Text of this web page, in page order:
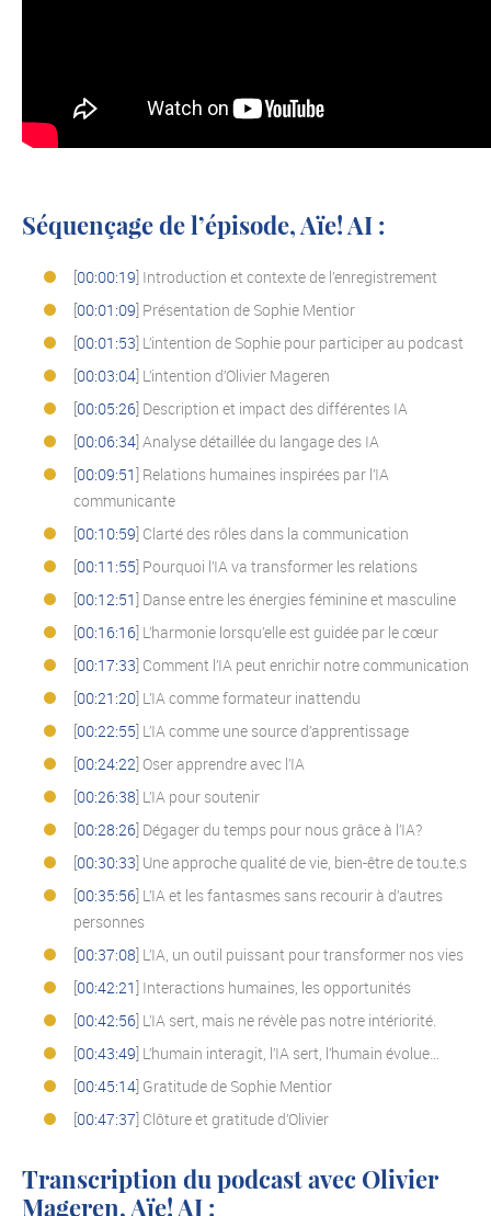
Séquençage de l’épisode, Aïe! AI :
[00:00:19] Introduction et contexte de l’enregistrement
[00:01:09] Présentation de Sophie Mentior
[00:01:53] L’intention de Sophie pour participer au podcast
[00:03:04] L’intention d’Olivier Mageren
[00:05:26] Description et impact des différentes IA
[00:06:34] Analyse détaillée du langage des IA
[00:09:51] Relations humaines inspirées par l’IA
communicante
[00:10:59] Clarté des rôles dans la communication
[00:11:55] Pourquoi l’IA va transformer les relations
[00:12:51] Danse entre les énergies féminine et masculine
[00:16:16] L’harmonie lorsqu’elle est guidée par le cœur
[00:17:33] Comment l’IA peut enrichir notre communication
[00:21:20] L’IA comme formateur inattendu
[00:22:55] L’IA comme une source d’apprentissage
[00:24:22] Oser apprendre avec l’IA
[00:26:38] L’IA pour soutenir
[00:28:26] Dégager du temps pour nous grâce à l’IA?
[00:30:33] Une approche qualité de vie, bien-être de tou.te.s
[00:35:56] L’IA et les fantasmes sans recourir à d’autres
personnes
[00:37:08] L’IA, un outil puissant pour transformer nos vies
[00:42:21] Interactions humaines, les opportunités
[00:42:56] L’IA sert, mais ne révèle pas notre intériorité.
[00:43:49] L’humain interagit, l’IA sert, l’humain évolue…
[00:45:14] Gratitude de Sophie Mentior
[00:47:37] Clôture et gratitude d’Olivier
Transcription du podcast avec Olivier
Mageren, Aïe! AI :